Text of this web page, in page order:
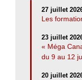
27 juillet
Les
23 juillet
« Méga
du 9 au 12
20 juillet